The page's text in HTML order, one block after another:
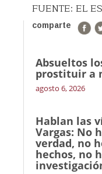
FUENTE: EL
comparte
Absueltos
prostituir a
agosto 6, 2026
Hablan las
Vargas: No
verdad, no
hechos, no